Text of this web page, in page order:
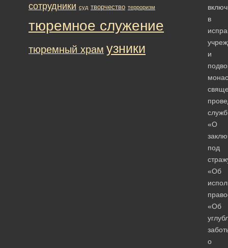
в
и
«О
под
«Об
«Об
о
сотрудники суд творчество терроризм
тюремное служение
тюремный храм узники